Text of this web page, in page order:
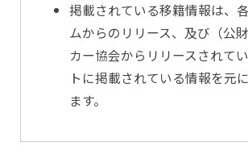
掲載されている移籍情報は、
ムからのリリース、及び（公
カー協会からリリースされて
トに掲載されている情報を元
ます。